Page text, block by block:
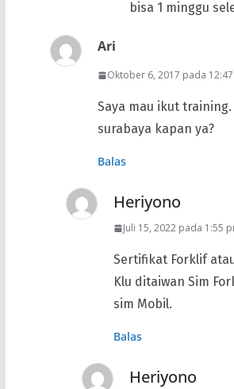
bisa 1 minggu
Ari
Oktober 6, 2017 pada
Saya mau ikut
surabaya kapan ya?
Balas
Heriyono
Juli 15, 2022 pada 1:55
Sertifikat Forklif
Klu ditaiwan Sim
sim Mobil.
Balas
Heriyono